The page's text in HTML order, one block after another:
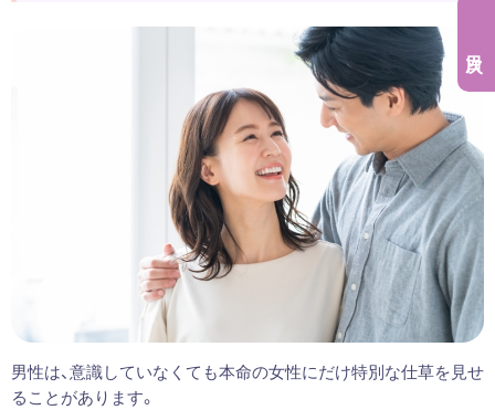
男性は、意識していなくても本命の女性にだけ特別な仕草を見せ
ることがあります。